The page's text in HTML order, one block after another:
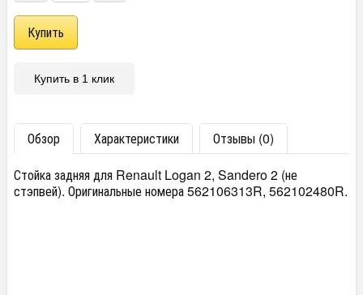
Купить в 1 клик
Обзор Характеристики
Отзывы (0)
Стойка задняя для Renault Logan 2, Sandero 2 (не
стэпвей). Оригинальные номера 562106313R, 562102480R.